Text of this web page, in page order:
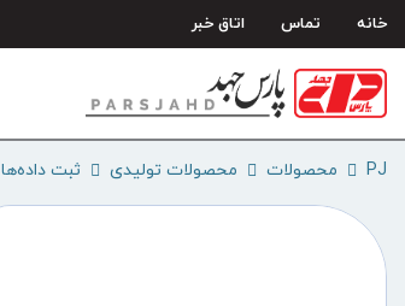
پرش
محتوا
خانه تماس اتاق خبر
PJ محصولات محصولات تولیدی ثبت داده‌ها